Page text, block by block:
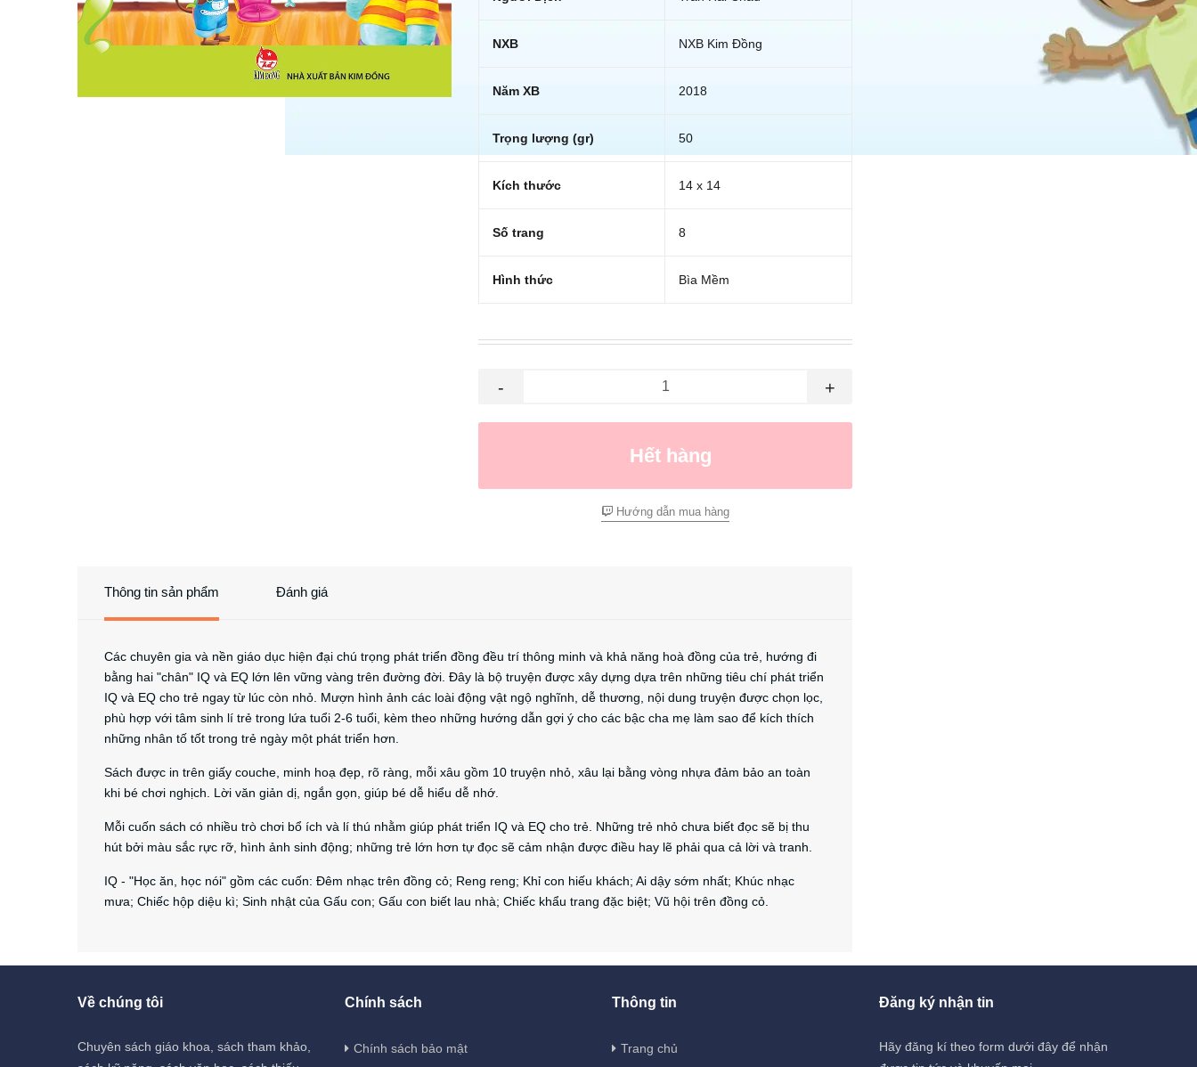
NXB NXB Kim Đồng
Năm XB 2018
Trọng lượng (gr) 50
Kích thước 14 x 14
Số trang 8
Hình thức Bìa Mềm
- +
Hết hàng
Hướng dẫn mua hàng
Thông tin sản phẩm Đánh giá
Các chuyên gia và nền giáo dục hiện đại chú trọng phát triển đồng đều trí thông minh và khả năng hoà đồng của trẻ, hướng đi
bằng hai "chân" IQ và EQ lớn lên vững vàng trên đường đời. Đây là bộ truyện được xây dựng dựa trên những tiêu chí phát triển
IQ và EQ cho trẻ ngay từ lúc còn nhỏ. Mượn hình ảnh các loài động vật ngộ nghĩnh, dễ thương, nội dung truyện được chọn lọc,
phù hợp với tâm sinh lí trẻ trong lứa tuổi 2-6 tuổi, kèm theo những hướng dẫn gợi ý cho các bậc cha mẹ làm sao để kích thích
những nhân tố tốt trong trẻ ngày một phát triển hơn.
Sách được in trên giấy couche, minh hoạ đẹp, rõ ràng, mỗi xâu gồm 10 truyện nhỏ, xâu lại bằng vòng nhựa đảm bảo an toàn
khi bé chơi nghịch. Lời văn giản dị, ngắn gọn, giúp bé dễ hiểu dễ nhớ.
Mỗi cuốn sách có nhiều trò chơi bổ ích và lí thú nhằm giúp phát triển IQ và EQ cho trẻ. Những trẻ nhỏ chưa biết đọc sẽ bị thu
hút bởi màu sắc rực rỡ, hình ảnh sinh động; những trẻ lớn hơn tự đọc sẽ cảm nhận được điều hay lẽ phải qua cả lời và tranh.
IQ - "Học ăn, học nói" gồm các cuốn: Đêm nhạc trên đồng cỏ; Reng reng; Khỉ con hiếu khách; Ai dậy sớm nhất; Khúc nhạc
mưa; Chiếc hộp diệu kì; Sinh nhật của Gấu con; Gấu con biết lau nhà; Chiếc khẩu trang đặc biệt; Vũ hội trên đồng cỏ.
Về chúng tôi
Chuyên sách giáo khoa, sách tham khảo,
Chính sách
Chính sách bảo mật
Thông tin
Trang chủ
Đăng ký nhận tin
Hãy đăng kí theo form dưới đây để nhận